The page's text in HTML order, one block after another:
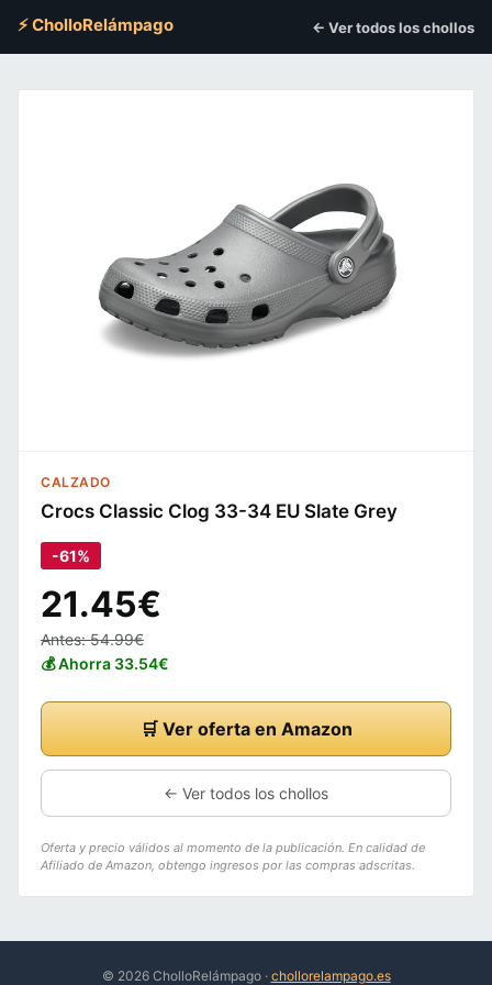
⚡ CholloRelámpago ← Ver todos los chollos
CALZADO
Crocs Classic Clog 33-34 EU Slate Grey
-61%
21.45€
Antes: 54.99€
💰 Ahorra 33.54€
🛒 Ver oferta en Amazon
← Ver todos los chollos
Oferta y precio válidos al momento de la publicación. En calidad de
Afiliado de Amazon, obtengo ingresos por las compras adscritas.
© 2026 CholloRelámpago · chollorelampago.es